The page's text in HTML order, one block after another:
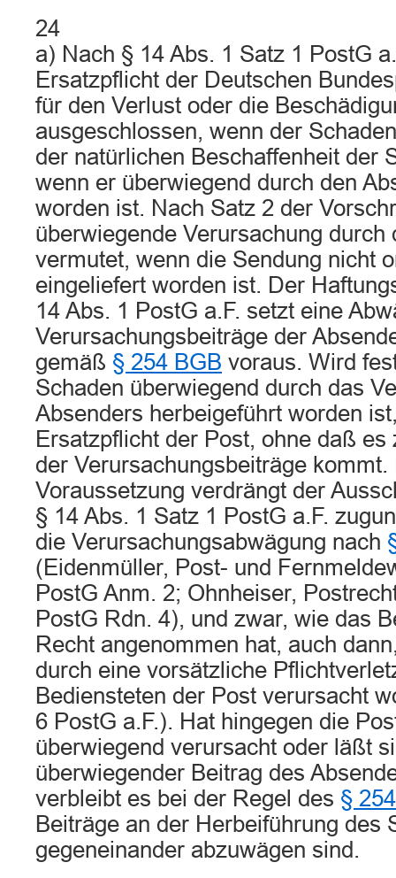
24
a) Nach § 14 Abs. 1 Satz 1 PostG
Ersatzpflicht der Deutschen
für den Verlust oder die
ausgeschlossen, wenn der
der natürlichen Beschaffenheit der
wenn er überwiegend durch den
worden ist. Nach Satz 2 der
überwiegende Verursachung durch
vermutet, wenn die Sendung nicht
eingeliefert worden ist. Der
14 Abs. 1 PostG a.F. setzt eine
Verursachungsbeiträge der
gemäß § 254 BGB voraus. Wird
Schaden überwiegend durch das
Absenders herbeigeführt worden
Ersatzpflicht der Post, ohne daß es
der Verursachungsbeiträge
Voraussetzung verdrängt der
§ 14 Abs. 1 Satz 1 PostG a.F.
die Verursachungsabwägung nach
(Eidenmüller, Post- und
PostG Anm. 2; Ohnheiser,
PostG Rdn. 4), und zwar, wie das
Recht angenommen hat, auch
durch eine vorsätzliche
Bediensteten der Post verursacht
6 PostG a.F.). Hat hingegen die
überwiegend verursacht oder läßt
überwiegender Beitrag des
verbleibt es bei der Regel des §
Beiträge an der Herbeiführung des
gegeneinander abzuwägen sind.